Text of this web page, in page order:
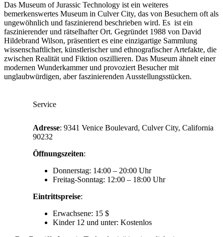
Das Museum of Jurassic Technology ist ein weiteres
bemerkenswertes Museum in Culver City, das von Besuchern oft als
ungewöhnlich und faszinierend beschrieben wird. Es ist ein
faszinierender und rätselhafter Ort. Gegründet 1988 von David
Hildebrand Wilson, präsentiert es eine einzigartige Sammlung
wissenschaftlicher, künstlerischer und ethnografischer Artefakte, die
zwischen Realität und Fiktion oszillieren. Das Museum ähnelt einer
modernen Wunderkammer und provoziert Besucher mit
unglaubwürdigen, aber faszinierenden Ausstellungsstücken.
Service
Adresse: 9341 Venice Boulevard, Culver City, California
90232
Öffnungszeiten:
Donnerstag: 14:00 – 20:00 Uhr
Freitag-Sonntag: 12:00 – 18:00 Uhr
Eintrittspreise:
Erwachsene: 15 $
Kinder 12 und unter: Kostenlos